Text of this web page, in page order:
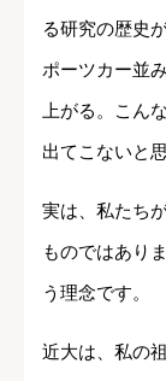
る研究の歴史
ポーツカー並
上がる。こん
出てこないと
実は、私たち
ものではあり
う理念です。
近大は、私の